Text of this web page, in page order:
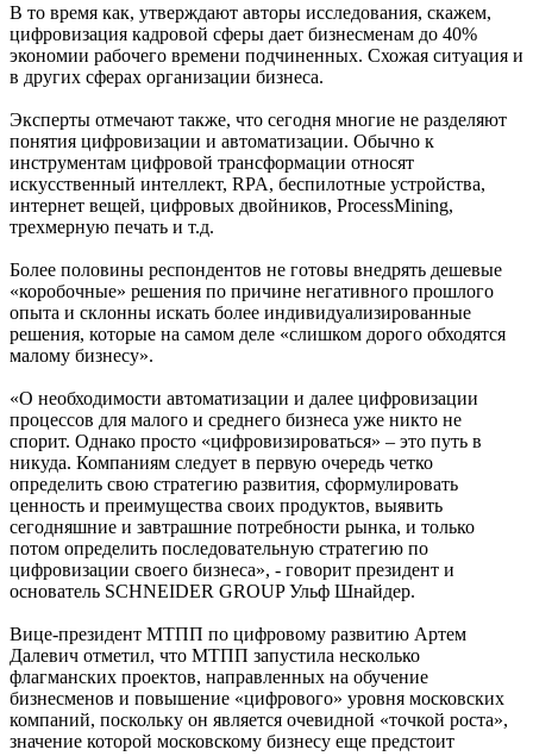
В то время как, утверждают авторы исследования, скажем,
цифровизация кадровой сферы дает бизнесменам до 40%
экономии рабочего времени подчиненных. Схожая ситуация и
в других сферах организации бизнеса.
Эксперты отмечают также, что сегодня многие не разделяют
понятия цифровизации и автоматизации. Обычно к
инструментам цифровой трансформации относят
искусственный интеллект, RPA, беспилотные устройства,
интернет вещей, цифровых двойников, ProcessMining,
трехмерную печать и т.д.
Более половины респондентов не готовы внедрять дешевые
«коробочные» решения по причине негативного прошлого
опыта и склонны искать более индивидуализированные
решения, которые на самом деле «слишком дорого обходятся
малому бизнесу».
«О необходимости автоматизации и далее цифровизации
процессов для малого и среднего бизнеса уже никто не
спорит. Однако просто «цифровизироваться» – это путь в
никуда. Компаниям следует в первую очередь четко
определить свою стратегию развития, сформулировать
ценность и преимущества своих продуктов, выявить
сегодняшние и завтрашние потребности рынка, и только
потом определить последовательную стратегию по
цифровизации своего бизнеса», - говорит президент и
основатель SCHNEIDER GROUP Ульф Шнайдер.
Вице-президент МТПП по цифровому развитию Артем
Далевич отметил, что МТПП запустила несколько
флагманских проектов, направленных на обучение
бизнесменов и повышение «цифрового» уровня московских
компаний, поскольку он является очевидной «точкой роста»,
значение которой московскому бизнесу еще предстоит